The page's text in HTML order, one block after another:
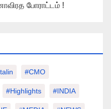
போராட்டம் !
#CMO
#highlights #INDIA